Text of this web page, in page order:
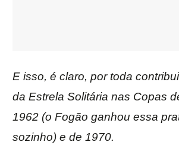
E isso, é claro, por toda
da Estrela Solitária nas Copas
1962 (o Fogão ganhou essa
sozinho) e de 1970.